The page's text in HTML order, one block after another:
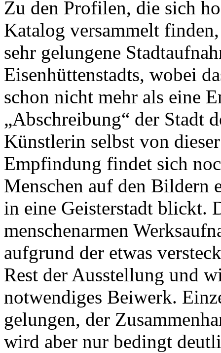
Zu den Profilen, die sich
Katalog versammelt
sehr gelungene
Eisenhüttenstadts, wobei
schon nicht mehr als eine
„Abschreibung“ der Stadt
Künstlerin selbst von
Empfindung findet sich
Menschen auf den Bildern
in eine Geisterstadt blickt.
menschenarmen
aufgrund der etwas
Rest der Ausstellung und
notwendiges Beiwerk.
gelungen, der
wird aber nur bedingt